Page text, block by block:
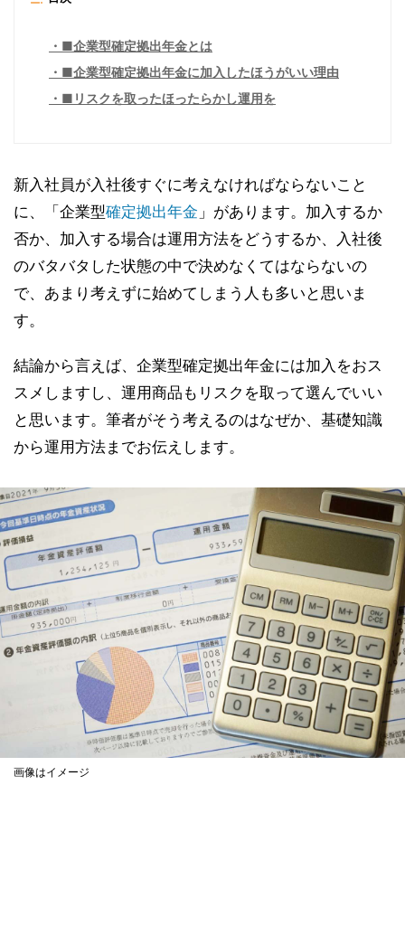
■企業型確定拠出年金とは
■企業型確定拠出年金に加入したほうがいい理由
■リスクを取ったほったらかし運用を
新入社員が入社後すぐに考えなければならないこと
に、「企業型確定拠出年金 」があります。加入するか
否か、加入する場合は運用方法をどうするか、入社後
のバタバタした状態の中で決めなくてはならないの
で、あまり考えずに始めてしまう人も多いと思いま
す。
結論から言えば、企業型確定拠出年金には加入をおス
スメしますし、運用商品もリスクを取って選んでいい
と思います。筆者がそう考えるのはなぜか、基礎知識
から運用方法までお伝えします。
画像はイメージ